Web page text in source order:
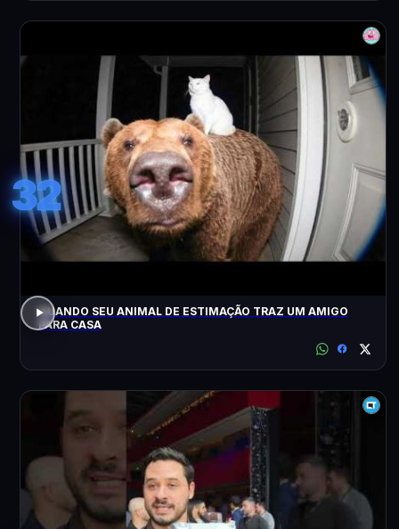
32
QUANDO SEU ANIMAL DE ESTIMAÇÃO TRAZ UM AMIGO
PARA CASA